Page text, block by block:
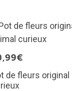
de fleurs original